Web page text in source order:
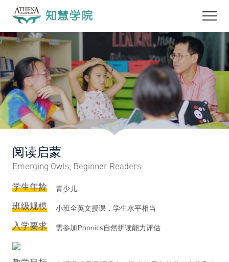
阅读启蒙
Emerging Owls, Beginner Readers
学生年龄
青少儿
班级规模 小班全英文授课，学生水平相当
入学要求 需参加Phonics自然拼读能力评估